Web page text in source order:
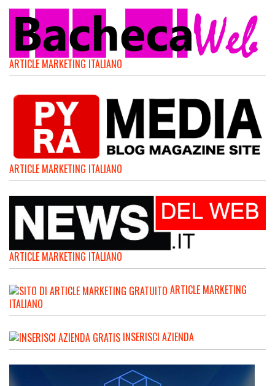
ARTICLE MARKETING ITALIANO
ARTICLE MARKETING ITALIANO
ARTICLE MARKETING ITALIANO
ARTICLE MARKETING
ITALIANO
INSERISCI AZIENDA